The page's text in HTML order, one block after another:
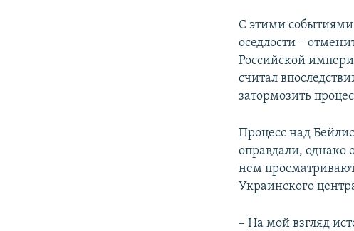
С этими событиями
оседлости –
Российской
считал
затормозить
Процесс над
оправдали, однако
нем
Украинского
– На мой взгляд